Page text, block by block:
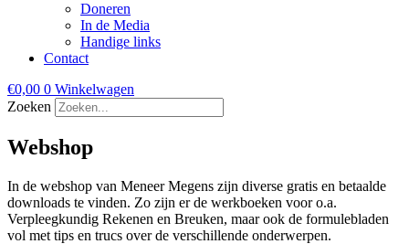
Doneren
In de Media
Handige links
Contact
€0,00 0 Winkelwagen
Zoeken
Webshop
In de webshop van Meneer Megens zijn diverse gratis en betaalde
downloads te vinden. Zo zijn er de werkboeken voor o.a.
Verpleegkundig Rekenen en Breuken, maar ook de formulebladen
vol met tips en trucs over de verschillende onderwerpen.